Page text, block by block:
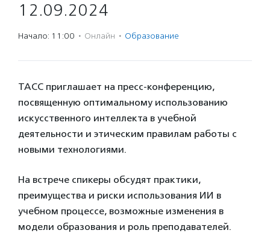
12.09.2024
Начало: 11:00 · Онлайн · Образование
ТАСС приглашает на пресс-конференцию,
посвященную оптимальному использованию
искусственного интеллекта в учебной
деятельности и этическим правилам работы с
новыми технологиями.
На встрече спикеры обсудят практики,
преимущества и риски использования ИИ в
учебном процессе, возможные изменения в
модели образования и роль преподавателей.